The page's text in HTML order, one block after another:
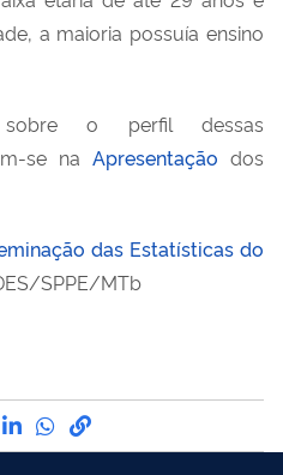
a maioria possuía ensino
sobre o perfil dessas
se na Apresentação dos
das Estatísticas do
SPPE/MTb
por Facebook
Compartilhe por Twitter
Compartilhe por
Compartilhe por
link para Copiar